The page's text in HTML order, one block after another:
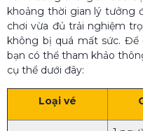
khoảng thời gian lý tưởng
chơi vừa đủ trải nghiệm
không bị quá mất sức.
bạn có thể tham khảo
cụ thể dưới đây:
Loại vé